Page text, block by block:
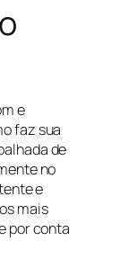
e
faz sua
de
no
e
mais
por conta